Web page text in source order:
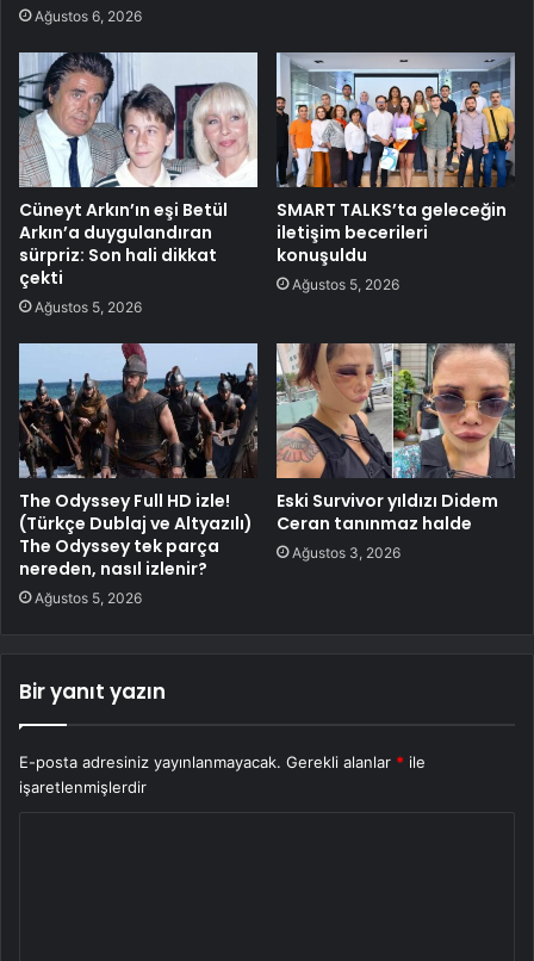
Ağustos 6, 2026
Cüneyt Arkın’ın eşi Betül
Arkın’a duygulandıran
sürpriz: Son hali dikkat
çekti
Ağustos 5, 2026
SMART TALKS’ta geleceğin
iletişim becerileri
konuşuldu
Ağustos 5, 2026
The Odyssey Full HD izle!
(Türkçe Dublaj ve Altyazılı)
The Odyssey tek parça
nereden, nasıl izlenir?
Ağustos 5, 2026
Eski Survivor yıldızı Didem
Ceran tanınmaz halde
Ağustos 3, 2026
Bir yanıt yazın
E-posta adresiniz yayınlanmayacak. Gerekli alanlar * ile
işaretlenmişlerdir